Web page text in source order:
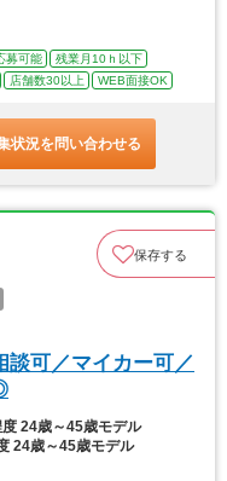
募可能
残業月10ｈ以下
店舗数30以上 WEB面接OK
状況を問い合わせる
保存する
談可／マイカー可／
度 24歳～45歳モデル
24歳～45歳モデル